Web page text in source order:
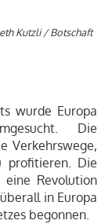
Kutzli / Botschaft
wurde Europa
Die
Verkehrswege,
profitieren. Die
Revolution
in Europa
begonnen.